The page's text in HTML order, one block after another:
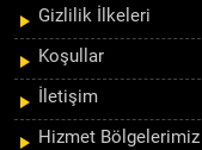
Gizlilik İlkeleri
Koşullar
İletişim
Hizmet Bölgelerimiz